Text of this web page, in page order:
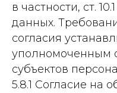
в частности, ст.
данных.
согласия
уполномоченным
субъектов
5.8.1 Согласие на